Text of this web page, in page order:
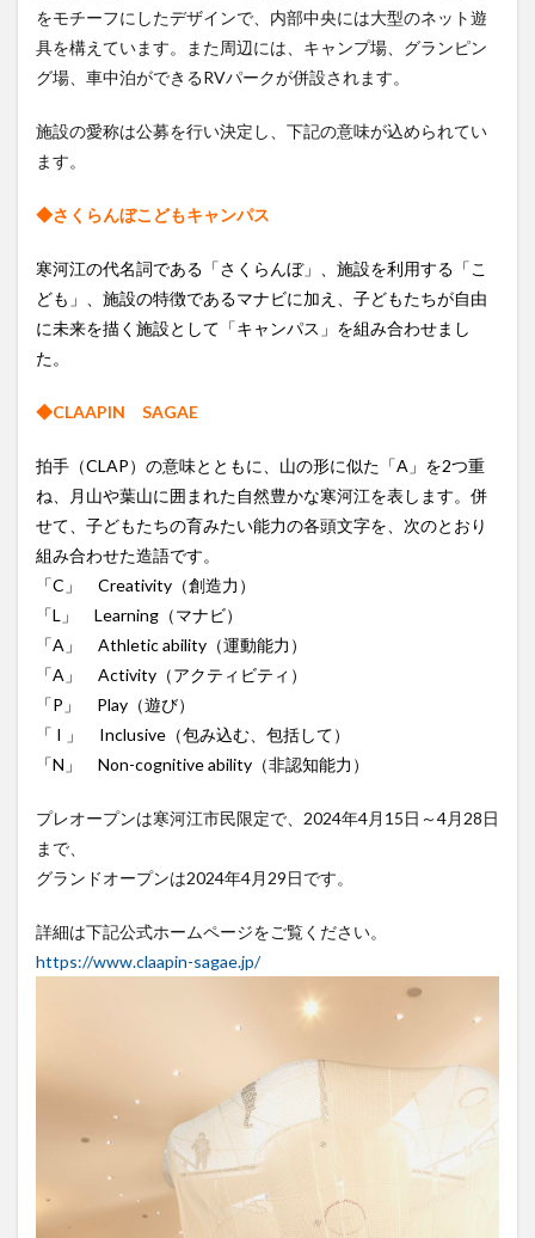
をモチーフにしたデザインで、内部中央には大型のネット遊
具を構えています。また周辺には、キャンプ場、グランピン
グ場、車中泊ができるRVパークが併設されます。
施設の愛称は公募を行い決定し、下記の意味が込められてい
ます。
◆さくらんぼこどもキャンパス
寒河江の代名詞である「さくらんぼ」、施設を利用する「こ
ども」、施設の特徴であるマナビに加え、子どもたちが自由
に未来を描く施設として「キャンパス」を組み合わせまし
た。
◆CLAAPIN SAGAE
拍手（CLAP）の意味とともに、山の形に似た「A」を2つ重
ね、月山や葉山に囲まれた自然豊かな寒河江を表します。併
せて、子どもたちの育みたい能力の各頭文字を、次のとおり
組み合わせた造語です。
「C」 Creativity（創造力）
「L」 Learning（マナビ）
「A」 Athletic ability（運動能力）
「A」 Activity（アクティビティ）
「P」 Play（遊び）
「 I 」 Inclusive（包み込む、包括して）
「N」 Non-cognitive ability（非認知能力）
プレオープンは寒河江市民限定で、2024年4月15日～4月28日
まで、
グランドオープンは2024年4月29日です。
詳細は下記公式ホームページをご覧ください。
https://www.claapin-sagae.jp/